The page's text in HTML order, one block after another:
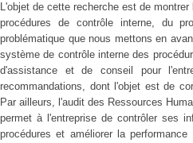
L'objet de cette recherche est de
procédures de contrôle interne, du
problématique que nous mettons en
système de contrôle interne des
d'assistance et de conseil pour
recommandations, dont l'objet est de
Par ailleurs, l'audit des Ressources
permet à l'entreprise de contrôler ses
procédures et améliorer la